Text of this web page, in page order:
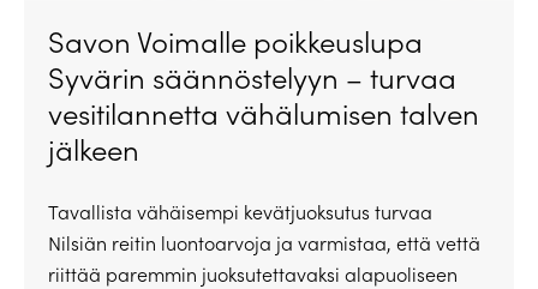
Savon Voimalle poikkeuslupa
Syvärin säännöstelyyn – turvaa
vesitilannetta vähälumisen talven
jälkeen
Tavallista vähäisempi kevätjuoksutus turvaa
Nilsiän reitin luontoarvoja ja varmistaa, että vettä
riittää paremmin juoksutettavaksi alapuoliseen